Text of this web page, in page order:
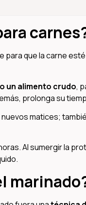
para que la carne
un alimento crudo,
prolonga su
matices;
Al sumergir la